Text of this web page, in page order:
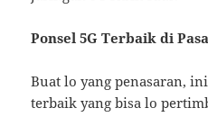
Ponsel 5G Terbaik di
Buat lo yang penasaran,
terbaik yang bisa lo